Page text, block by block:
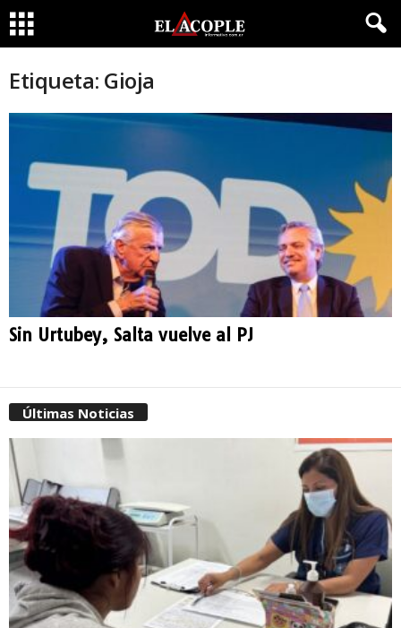
Etiqueta: Gioja
Sin Urtubey, Salta vuelve al PJ
Últimas Noticias